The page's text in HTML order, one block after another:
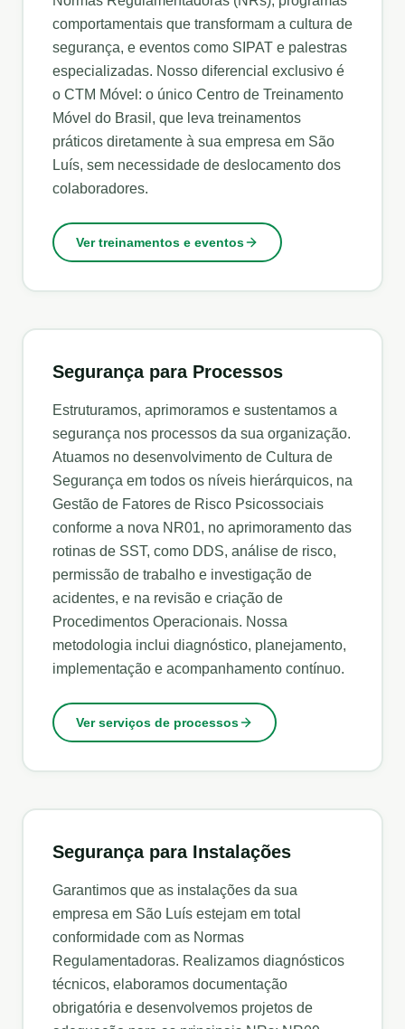
comportamentais que transformam a cultura de
segurança, e eventos como SIPAT e palestras
especializadas. Nosso diferencial exclusivo é
o CTM Móvel: o único Centro de Treinamento
Móvel do Brasil, que leva treinamentos
práticos diretamente à sua empresa em São
Luís, sem necessidade de deslocamento dos
colaboradores.
Ver treinamentos e eventos
Segurança para Processos
Estruturamos, aprimoramos e sustentamos a
segurança nos processos da sua organização.
Atuamos no desenvolvimento de Cultura de
Segurança em todos os níveis hierárquicos, na
Gestão de Fatores de Risco Psicossociais
conforme a nova NR01, no aprimoramento das
rotinas de SST, como DDS, análise de risco,
permissão de trabalho e investigação de
acidentes, e na revisão e criação de
Procedimentos Operacionais. Nossa
metodologia inclui diagnóstico, planejamento,
implementação e acompanhamento contínuo.
Ver serviços de processos
Segurança para Instalações
Garantimos que as instalações da sua
empresa em São Luísestejam em total
conformidade com as Normas
Regulamentadoras. Realizamos diagnósticos
técnicos, elaboramos documentação
obrigatória e desenvolvemos projetos de